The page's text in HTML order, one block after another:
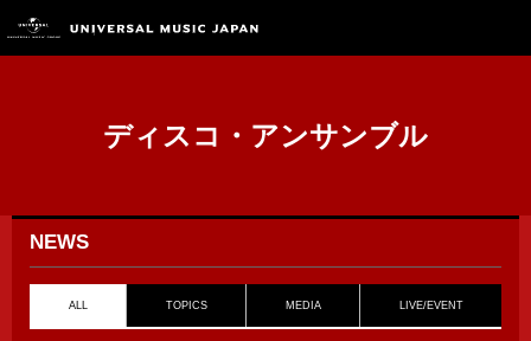
ディスコ・アンサンブル
NEWS
ALL TOPICS MEDIA LIVE/EVENT